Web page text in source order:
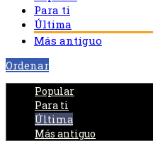
Para ti
Última
Más antiguo
Ordenar
Popular
Para ti
Última
Más antiguo